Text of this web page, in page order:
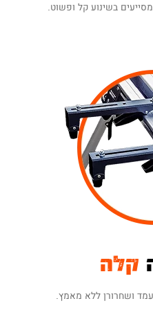
בשינוע קל ופשוט.
קלה
ושחרורן ללא מאמץ.